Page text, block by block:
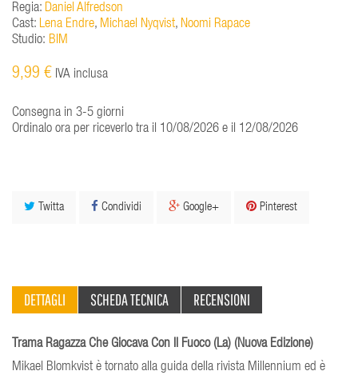
Regia: Daniel Alfredson
Cast: Lena Endre, Michael Nyqvist, Noomi Rapace
Studio: BIM
9,99 € IVA inclusa
Consegna in 3-5 giorni
Ordinalo ora per riceverlo tra il 10/08/2026 e il 12/08/2026
Twitta Condividi Google+ Pinterest
DETTAGLI SCHEDA TECNICA RECENSIONI
Trama Ragazza Che Giocava Con Il Fuoco (La) (Nuova Edizione)
Mikael Blomkvist è tornato alla guida della rivista Millennium ed è